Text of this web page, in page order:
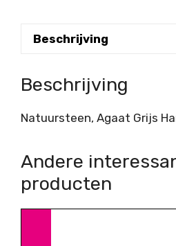
Beschrijving
Beschrijving
Natuursteen, Agaat Grijs
Andere
producten